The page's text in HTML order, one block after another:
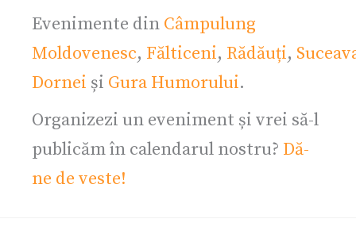
Evenimente din Câmpulung
Moldovenesc, Fălticeni, Rădăuți,
Dornei și Gura Humorului.
Organizezi un eveniment și vrei să-l
publicăm în calendarul nostru? Dă-
ne de veste!